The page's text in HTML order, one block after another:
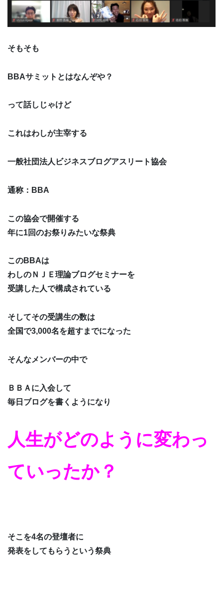
そもそも
BBAサミットとはなんぞや？
って話しじゃけど
これはわしが主宰する
一般社団法人ビジネスブログアスリート協会
通称：BBA
この協会で開催する
年に1回のお祭りみたいな祭典
このBBAは
わしのＮＪＥ理論ブログセミナーを
受講した人で構成されている
そしてその受講生の数は
全国で3,000名を超すまでになった
そんなメンバーの中で
ＢＢＡに入会して
毎日ブログを書くようになり
人生がどのように変わっ
ていったか？
そこを4名の登壇者に
発表をしてもらうという祭典